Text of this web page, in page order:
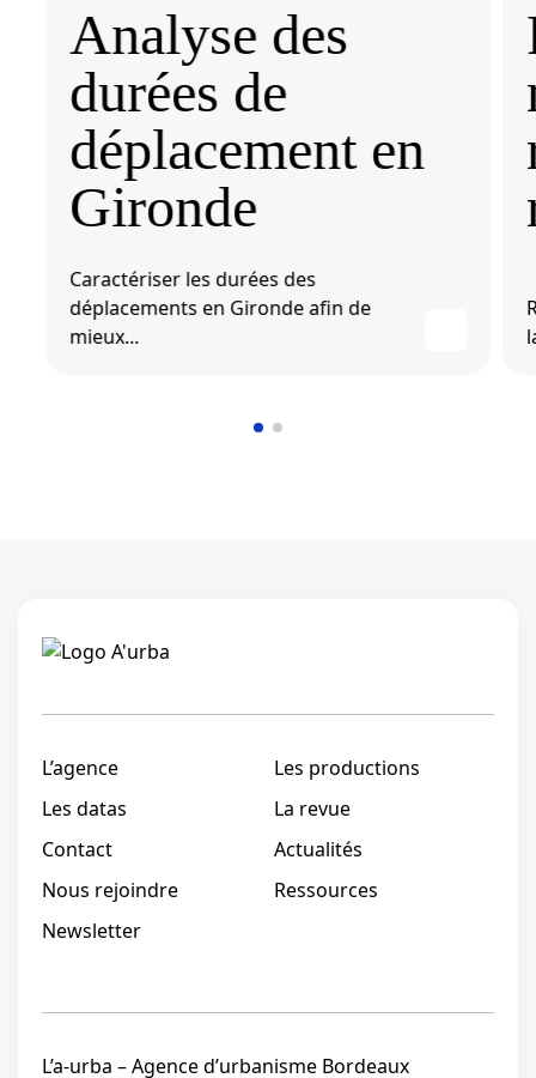
Analyse des
durées de
déplacement en
Gironde
Caractériser les durées des
déplacements en Gironde afin de
mieux...
L’agence
Les productions
Les datas
La revue
Contact
Actualités
Nous rejoindre
Ressources
Newsletter
L’a-urba – Agence d’urbanisme Bordeaux